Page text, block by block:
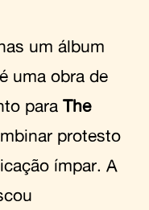
um álbum
uma obra de
para The
protesto
ímpar. A